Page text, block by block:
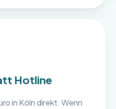
Hotline
in Köln direkt. Wenn